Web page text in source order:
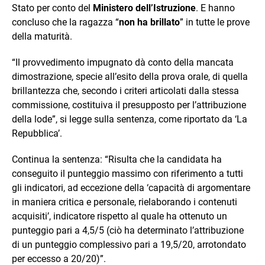
Stato per conto del Ministero dell’Istruzione. E hanno
concluso che la ragazza “non ha brillato” in tutte le prove
della maturità.
“Il provvedimento impugnato dà conto della mancata
dimostrazione, specie all’esito della prova orale, di quella
brillantezza che, secondo i criteri articolati dalla stessa
commissione, costituiva il presupposto per l’attribuzione
della lode”, si legge sulla sentenza, come riportato da ‘La
Repubblica’.
Continua la sentenza: “Risulta che la candidata ha
conseguito il punteggio massimo con riferimento a tutti
gli indicatori, ad eccezione della ‘capacità di argomentare
in maniera critica e personale, rielaborando i contenuti
acquisiti’, indicatore rispetto al quale ha ottenuto un
punteggio pari a 4,5/5 (ciò ha determinato l’attribuzione
di un punteggio complessivo pari a 19,5/20, arrotondato
per eccesso a 20/20)”.